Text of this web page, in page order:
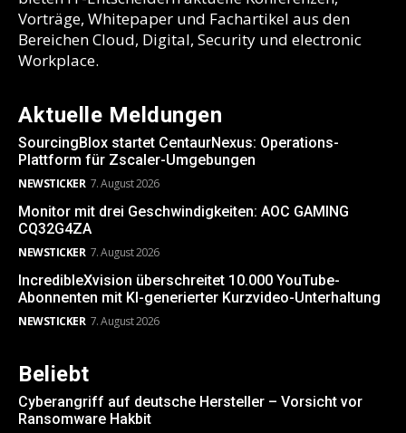
Vorträge, Whitepaper und Fachartikel aus den
Bereichen Cloud, Digital, Security und electronic
Workplace.
Aktuelle Meldungen
SourcingBlox startet CentaurNexus: Operations-
Plattform für Zscaler-Umgebungen
NEWSTICKER 7. August 2026
Monitor mit drei Geschwindigkeiten: AOC GAMING
CQ32G4ZA
NEWSTICKER 7. August 2026
IncredibleXvision überschreitet 10.000 YouTube-
Abonnenten mit KI-generierter Kurzvideo-Unterhaltung
NEWSTICKER 7. August 2026
Beliebt
Cyberangriff auf deutsche Hersteller – Vorsicht vor
Ransomware Hakbit